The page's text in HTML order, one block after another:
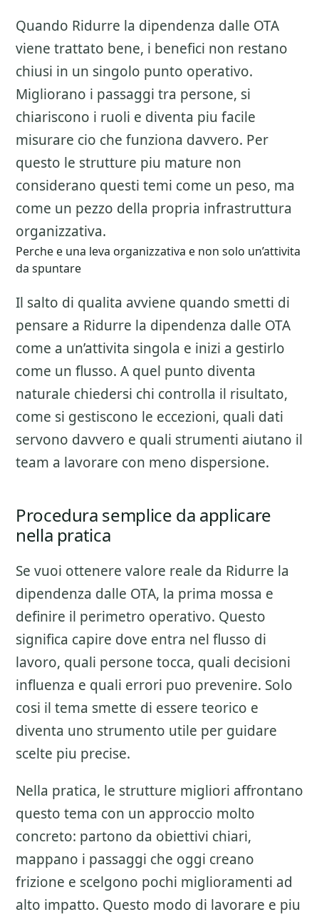
Quando Ridurre la dipendenza dalle OTA
viene trattato bene, i benefici non restano
chiusi in un singolo punto operativo.
Migliorano i passaggi tra persone, si
chiariscono i ruoli e diventa piu facile
misurare cio che funziona davvero. Per
questo le strutture piu mature non
considerano questi temi come un peso, ma
come un pezzo della propria infrastruttura
organizzativa.
Perche e una leva organizzativa e non solo un’attivita
da spuntare
Il salto di qualita avviene quando smetti di
pensare a Ridurre la dipendenza dalle OTA
come a un’attivita singola e inizi a gestirlo
come un flusso. A quel punto diventa
naturale chiedersi chi controlla il risultato,
come si gestiscono le eccezioni, quali dati
servono davvero e quali strumenti aiutano il
team a lavorare con meno dispersione.
Procedura semplice da applicare
nella pratica
Se vuoi ottenere valore reale da Ridurre la
dipendenza dalle OTA, la prima mossa e
definire il perimetro operativo. Questo
significa capire dove entra nel flusso di
lavoro, quali persone tocca, quali decisioni
influenza e quali errori puo prevenire. Solo
cosi il tema smette di essere teorico e
diventa uno strumento utile per guidare
scelte piu precise.
Nella pratica, le strutture migliori affrontano
questo tema con un approccio molto
concreto: partono da obiettivi chiari,
mappano i passaggi che oggi creano
frizione e scelgono pochi miglioramenti ad
alto impatto. Questo modo di lavorare e piu